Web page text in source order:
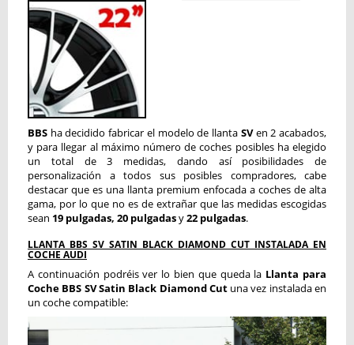
BBS ha decidido fabricar el modelo de llanta SVen 2 acabados,
y para llegar al máximo número de coches posibles ha elegido
un total de 3 medidas, dando así posibilidades de
personalización a todos sus posibles compradores, cabe
destacar que es una llanta premium enfocada a coches de alta
gama, por lo que no es de extrañar que las medidas escogidas
sean 19 pulgadas, 20 pulgadasy22 pulgadas.
LLANTA BBS SV SATIN BLACK DIAMOND CUT INSTALADA EN
COCHE AUDI
A continuación podréis ver lo bien que queda la Llanta para
Coche BBS SV Satin Black Diamond Cut una vez instalada en
un coche compatible: